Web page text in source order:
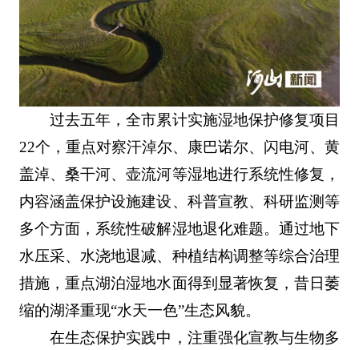
过去五年，全市累计实施湿地保护修复项目
22个，重点对察汗淖尔、康巴诺尔、闪电河、黄
盖淖、桑干河、壶流河等湿地进行系统性修复，
内容涵盖保护设施建设、科普宣教、科研监测等
多个方面，系统性破解湿地退化难题。通过地下
水压采、水浇地退减、种植结构调整等综合治理
措施，重点湖泊湿地水面得到显著恢复，昔日萎
缩的湖泽重现“水天一色”生态风貌。
在生态保护实践中，注重强化宣教与生物多